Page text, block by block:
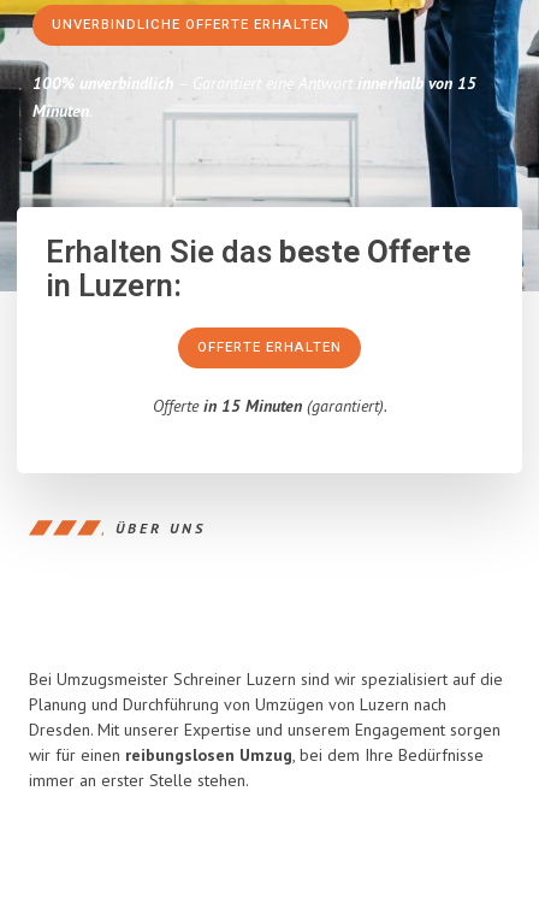
UNVERBINDLICHE OFFERTE ERHALTEN
100% unverbindlich – Garantiert eine Antwort innerhalb von 15
Minuten.
Erhalten Sie dasbeste Offerte
in Luzern:
OFFERTE ERHALTEN
Offertein 15 Minuten(garantiert).
ÜBER UNS
Bei Umzugsmeister Schreiner Luzern sind wir spezialisiert auf die
Planung und Durchführung von Umzügen von Luzern nach
Dresden. Mit unserer Expertise und unserem Engagement sorgen
wir für einen reibungslosen Umzug, bei dem Ihre Bedürfnisse
immer an erster Stelle stehen.